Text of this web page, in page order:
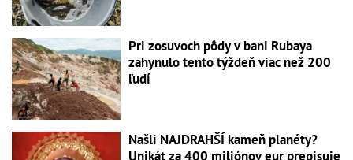
Pri zosuvoch pôdy v bani Rubaya
zahynulo tento týždeň viac než 200
ľudí
Našli NAJDRAHŠÍ kameň planéty?
Unikát za 400 miliónov eur prepisuje